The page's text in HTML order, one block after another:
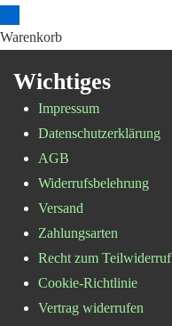
Warenkorb
Wichtiges
Impressum
Datenschutzerklärung
AGB
Widerrufsbelehrung
Versand
Zahlungsarten
Recht zum Teilwiderruf
Cookie-Richtlinie
Vertrag widerrufen